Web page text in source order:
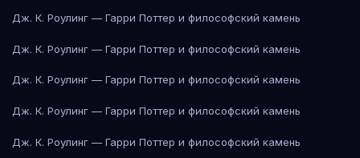
Дж. К. Роулинг — Гарри Поттер и философский камень
Дж. К. Роулинг — Гарри Поттер и философский камень
Дж. К. Роулинг — Гарри Поттер и философский камень
Дж. К. Роулинг — Гарри Поттер и философский камень
Дж. К. Роулинг — Гарри Поттер и философский камень